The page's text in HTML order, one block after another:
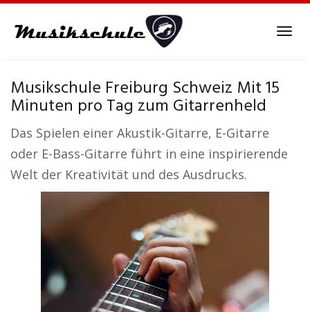
Musikschule Freiburg Schweiz Mit 15
Minuten pro Tag zum Gitarrenheld
Das Spielen einer Akustik-Gitarre, E-Gitarre
oder E-Bass-Gitarre führt in eine inspirierende
Welt der Kreativität und des Ausdrucks.